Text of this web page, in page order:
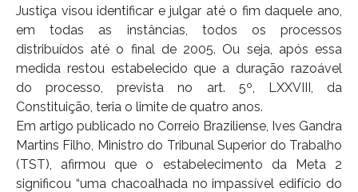
Justiça visou identificar e julgar até o fim daquele ano,
em todas as instâncias, todos os processos
distribuídos até o final de 2005. Ou seja, após essa
medida restou estabelecido que a duração razoável
do processo, prevista no art. 5º, LXXVIII, da
Constituição, teria o limite de quatro anos.
Em artigo publicado no Correio Braziliense, Ives Gandra
Martins Filho, Ministro do Tribunal Superior do Trabalho
(TST), afirmou que o estabelecimento da Meta 2
significou “uma chacoalhada no impassível edifício do